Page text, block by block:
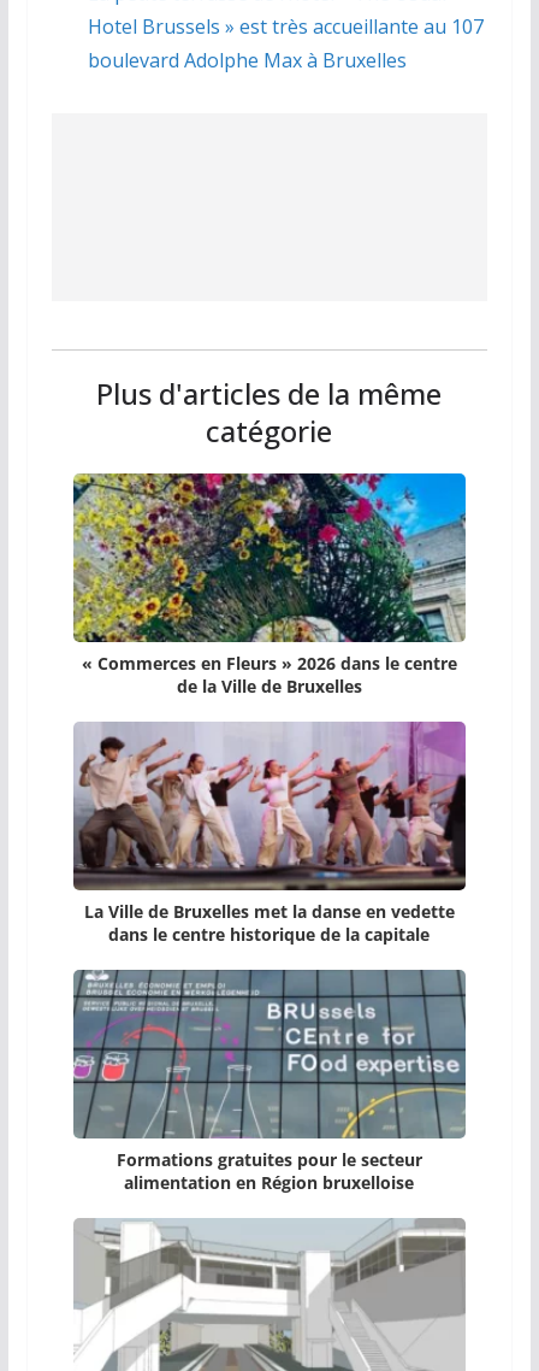
Hotel Brussels » est très accueillante au 107
boulevard Adolphe Max à Bruxelles
Plus d'articles de la même
catégorie
« Commerces en Fleurs » 2026 dans le centre
de la Ville de Bruxelles
La Ville de Bruxelles met la danse en vedette
dans le centre historique de la capitale
Formations gratuites pour le secteur
alimentation en Région bruxelloise